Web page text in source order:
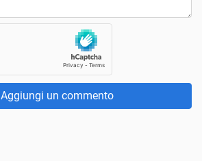
Aggiungi un commento